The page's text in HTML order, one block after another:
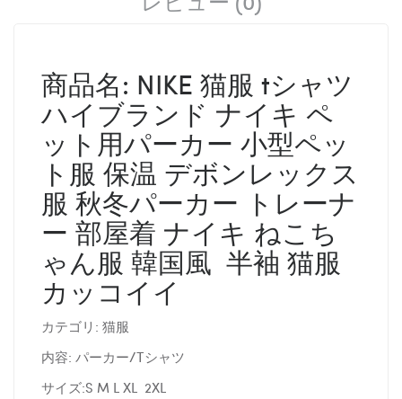
商品名: NIKE 猫服 tシャツ
ハイブランド ナイキ ペ
ット用パーカー 小型ペッ
ト服 保温 デボンレックス
服 秋冬パーカー トレーナ
ー 部屋着 ナイキ ねこち
ゃん服 韓国風 半袖 猫服
カッコイイ
カテゴリ: 猫服
内容: パーカー/Tシャツ
サイズ:S M L XL 2XL